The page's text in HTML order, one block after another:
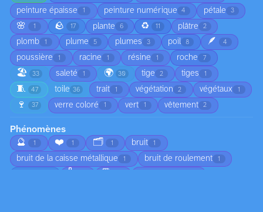
peinture épaisse 1 peinture numérique 4 pétale 3
🌸 1 🪨 17 plante 6 ♻️ 11 plâtre 2
plomb 1 plume 5 plumes 3 poil 8 🪶 4
poussière 1 racine 1 résine 1 roche 7
🏖️ 33 saleté 1 🌍 30 tige 2 tiges 1
🧵 47 toile 36 trait 1 végétation 2 végétaux 1
🍷 37 verre coloré 1 vert 1 vêtement 2
Phénomènes
🔮
1 ❤️ 1 🗂️ 1 bruit 1
bruit de la caisse métallique 1 bruit de roulement 1